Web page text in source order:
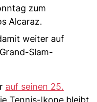
zum
Alcaraz.
weiter auf
Slam-
auf seinen 25.
Tennis-Ikone bleibt